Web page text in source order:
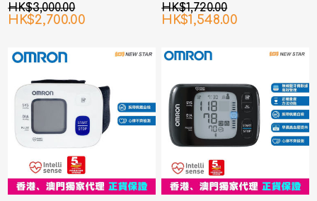
HK$3,000.00
HK$2,700.00
HK$1,720.00
HK$1,548.00